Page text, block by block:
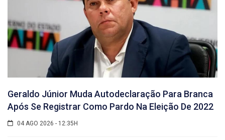
Geraldo Júnior Muda Autodeclaração Para Branca
Após Se Registrar Como Pardo Na Eleição De 2022
04 AGO 2026 - 12:35H